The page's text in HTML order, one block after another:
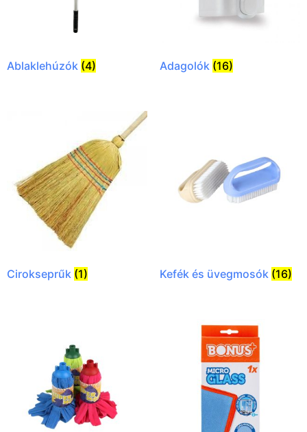
Ablaklehúzók (4) Adagolók (16)
Cirokseprűk (1) Kefék és üvegmosók (16)